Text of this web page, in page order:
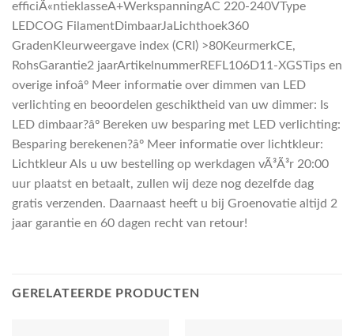
efficiÃ«ntieklasseA+WerkspanningAC 220-240VType
LEDCOG FilamentDimbaarJaLichthoek360
GradenKleurweergave index (CRI) >80KeurmerkCE,
RohsGarantie2 jaarArtikelnummerREFL106D11-XGSTips en
overige infoâº Meer informatie over dimmen van LED
verlichting en beoordelen geschiktheid van uw dimmer: Is
LED dimbaar?âº Bereken uw besparing met LED verlichting:
Besparing berekenen?âº Meer informatie over lichtkleur:
Lichtkleur Als u uw bestelling op werkdagen vÃ³Ã³r 20:00
uur plaatst en betaalt, zullen wij deze nog dezelfde dag
gratis verzenden. Daarnaast heeft u bij Groenovatie altijd 2
jaar garantie en 60 dagen recht van retour!
GERELATEERDE PRODUCTEN